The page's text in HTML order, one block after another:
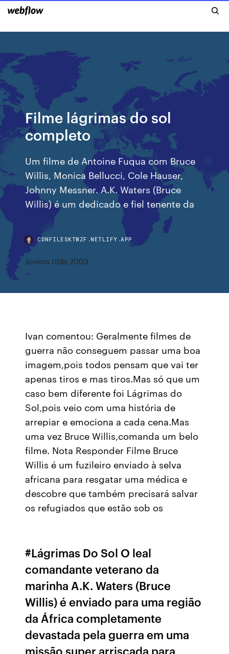
Filme lágrimas do sol
completo
Um filme de Antoine Fuqua com Bruce
Willis, Monica Bellucci, Cole Hauser,
Johnny Messner. A.K. Waters (Bruce
Willis) é um dedicado e fiel tenente da
CDNFILESKTWZF.NETLIFY.APP
Jovens titãs 2003
Ivan comentou: Geralmente filmes de
guerra não conseguem passar uma boa
imagem,pois todos pensam que vai ter
apenas tiros e mas tiros.Mas só que um
caso bem diferente foi Lágrimas do
Sol,pois veio com uma história de
arrepiar e emociona a cada cena.Mas
uma vez Bruce Willis,comanda um belo
filme. Nota Responder Filme Bruce
Willis é um fuzileiro enviado à selva
africana para resgatar uma médica e
descobre que também precisará salvar
os refugiados que estão sob os
#Lágrimas Do Sol O leal
comandante veterano da
marinha A.K. Waters (Bruce
Willis) é enviado para uma região
da África completamente
devastada pela guerra em uma
missão super arriscada para